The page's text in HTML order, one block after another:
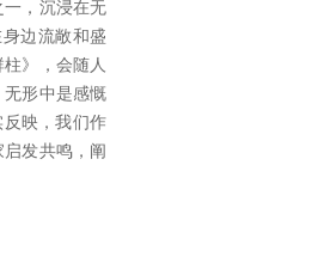
一，沉浸在无
边流敞和盛
》，会随人
无形中是感慨
映，我们作
发共鸣，阐